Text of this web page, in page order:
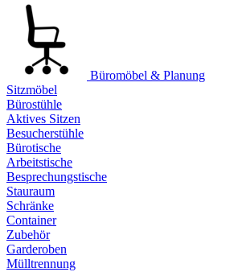
Büromöbel & Planung
Sitzmöbel
Bürostühle
Aktives Sitzen
Besucherstühle
Bürotische
Arbeitstische
Besprechungstische
Stauraum
Schränke
Container
Zubehör
Garderoben
Mülltrennung